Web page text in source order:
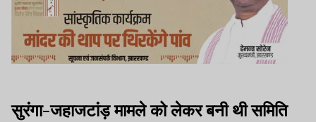
सुरंगा-जहाजटांड़ मामले को लेकर बनी थी समिति